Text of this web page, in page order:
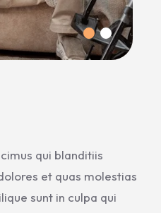
qui blanditiis
et quas molestias
sunt in culpa qui